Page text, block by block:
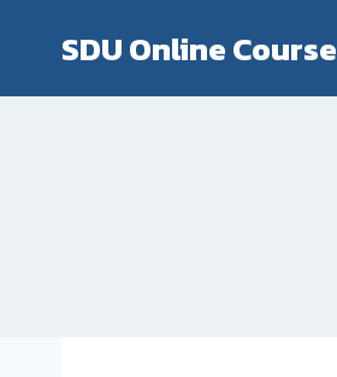
SDU Online Course